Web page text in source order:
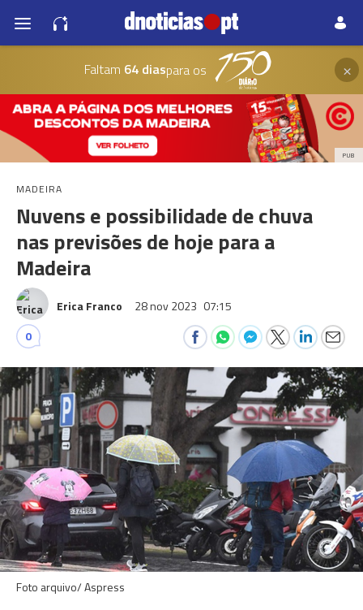
Faltam 64 diaspara os ×
PUB
MADEIRA
Nuvens e possibilidade de chuva
nas previsões de hoje para a
Madeira
Erica Franco 28 nov 2023 07:15
0
Foto arquivo/ Aspress